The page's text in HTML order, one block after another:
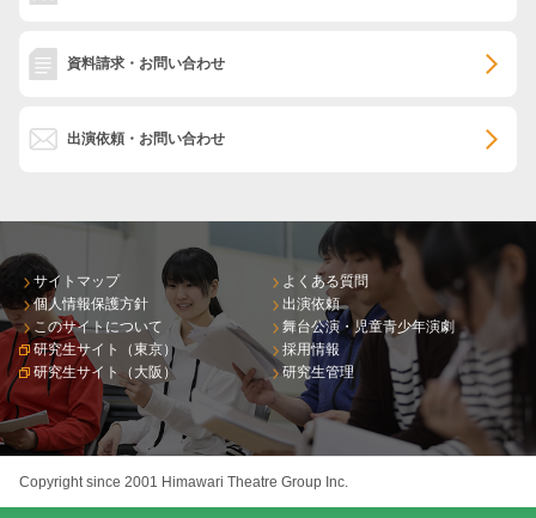
資料請求・お問い合わせ
出演依頼・お問い合わせ
サイトマップ
個人情報保護方針
このサイトについて
研究生サイト（東京）
研究生サイト（大阪）
よくある質問
出演依頼
舞台公演・児童青少年演劇
採用情報
研究生管理
Copyright since 2001 Himawari Theatre Group Inc.